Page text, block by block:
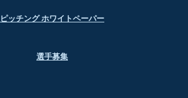
ピッチング ホワイトペーパー
選手募集